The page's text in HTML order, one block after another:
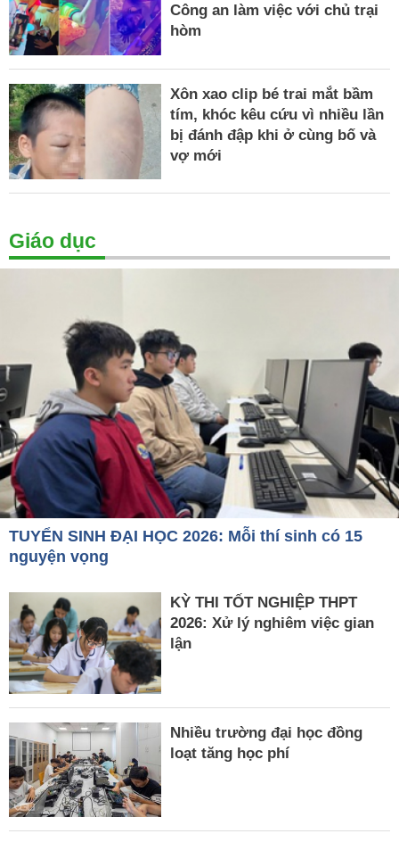
Công an làm việc với chủ trại
hòm
Xôn xao clip bé trai mắt bầm
tím, khóc kêu cứu vì nhiều lần
bị đánh đập khi ở cùng bố và
vợ mới
Giáo dục
TUYỂN SINH ĐẠI HỌC 2026: Mỗi thí sinh có 15
nguyện vọng
KỲ THI TỐT NGHIỆP THPT
2026: Xử lý nghiêm việc gian
lận
Nhiều trường đại học đồng
loạt tăng học phí